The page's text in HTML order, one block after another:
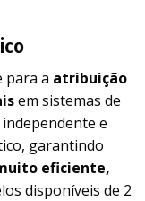
para a atribuição
em sistemas de
e
garantindo
eficiente,
disponíveis de 2